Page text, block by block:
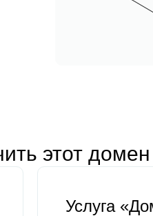
этот домен
Услуга